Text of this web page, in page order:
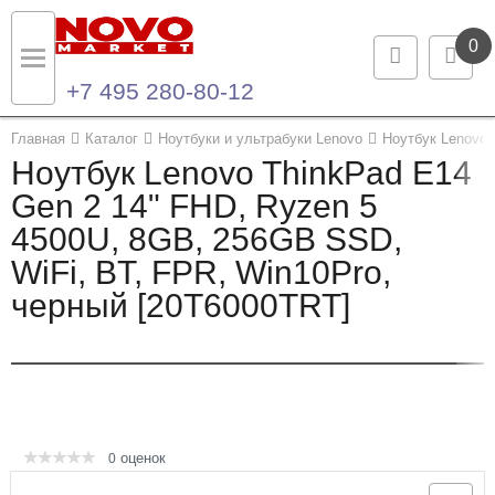
0
+7 495 280-80-12
Главная Каталог Ноутбуки и ультрабуки Lenovo Ноутбук
Ноутбук Lenovo ThinkPad E14
Gen 2 14" FHD, Ryzen 5
4500U, 8GB, 256GB SSD,
WiFi, BT, FPR, Win10Pro,
черный [20T6000TRT]
0 оценок
Назад
Каталог продукции
Ноутбуки и ультрабуки
Компьютеры
Назад
Контакты
Контактная информация